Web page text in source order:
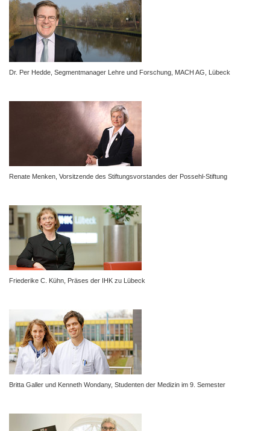
Dr. Per Hedde, Segmentmanager Lehre und Forschung, MACH AG, Lübeck
Renate Menken, Vorsitzende des Stiftungsvorstandes der Possehl-Stiftung
Friederike C. Kühn, Präses der IHK zu Lübeck
Britta Galler und Kenneth Wondany, Studenten der Medizin im 9. Semester